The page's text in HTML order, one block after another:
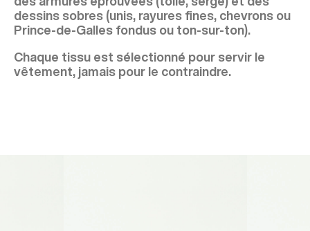
dessins sobres (unis, rayures fines, chevrons ou
Prince‑de‑Galles fondus ou ton‑sur‑ton).
Chaque tissu est sélectionné pour servir le
vêtement, jamais pour le contraindre.